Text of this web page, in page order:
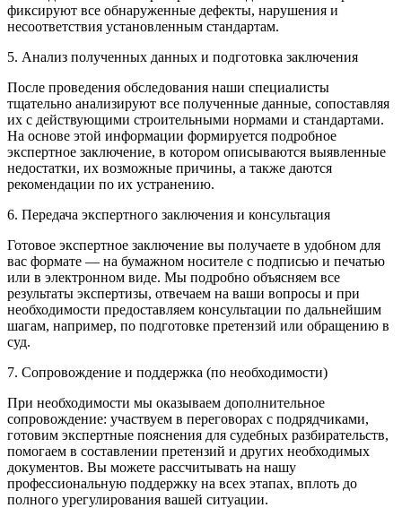
фиксируют все обнаруженные дефекты, нарушения и
несоответствия установленным стандартам.
5. Анализ полученных данных и подготовка заключения
После проведения обследования наши специалисты
тщательно анализируют все полученные данные, сопоставляя
их с действующими строительными нормами и стандартами.
На основе этой информации формируется подробное
экспертное заключение, в котором описываются выявленные
недостатки, их возможные причины, а также даются
рекомендации по их устранению.
6. Передача экспертного заключения и консультация
Готовое экспертное заключение вы получаете в удобном для
вас формате — на бумажном носителе с подписью и печатью
или в электронном виде. Мы подробно объясняем все
результаты экспертизы, отвечаем на ваши вопросы и при
необходимости предоставляем консультации по дальнейшим
шагам, например, по подготовке претензий или обращению в
суд.
7. Сопровождение и поддержка (по необходимости)
При необходимости мы оказываем дополнительное
сопровождение: участвуем в переговорах с подрядчиками,
готовим экспертные пояснения для судебных разбирательств,
помогаем в составлении претензий и других необходимых
документов. Вы можете рассчитывать на нашу
профессиональную поддержку на всех этапах, вплоть до
полного урегулирования вашей ситуации.